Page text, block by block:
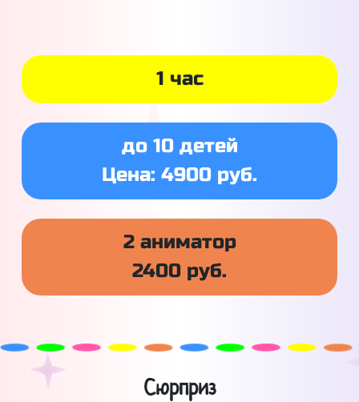
1 час
до 10 детей
Цена: 4900 руб.
2 аниматор
2400 руб.
Сюрприз